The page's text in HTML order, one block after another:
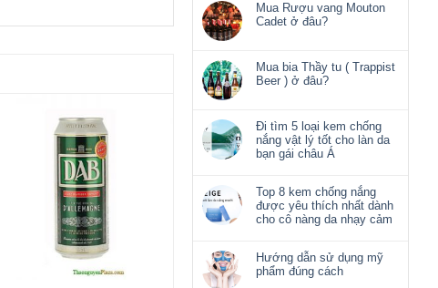
Mua Rượu vang Mouton
Cadet ở đâu?
Mua bia Thầy tu ( Trappist
Beer ) ở đâu?
Đi tìm 5 loại kem chống
nắng vật lý tốt cho làn da
bạn gái châu Á
Top 8 kem chống nắng
được yêu thích nhất dành
cho cô nàng da nhạy cảm
Hướng dẫn sử dụng mỹ
phẩm đúng cách